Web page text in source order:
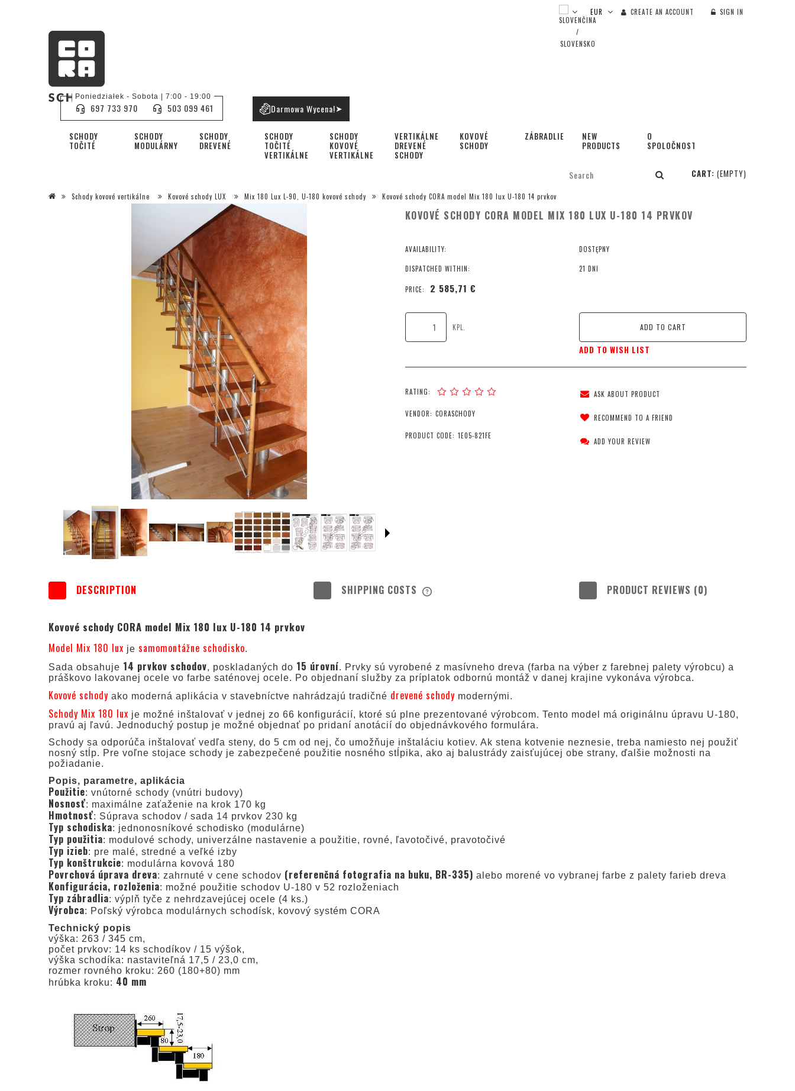
CREATE AN ACCOUNT SIGN IN
SCHODY
TOČITÉ
SCHODY
MODULÁRNY
SCHODY
DREVENÉ
SCHODY
TOČITÉ
VERTIKÁLNE
SCHODY
KOVOVÉ
VERTIKÁLNE
VERTIKÁLNE
DREVENÉ
SCHODY
KOVOVÉ
SCHODY
ZÁBRADLIE
NEW
PRODUCTS
O
SPOLOČNOSTI
Poniedziałek - Sobota | 7:00 - 19:00
697 733 970 503 099 461 Darmowa Wycena!➤
CART: (EMPTY)
Schody kovové vertikálne Kovové schody LUX Mix 180 Lux L-90, U-180 kovové schody Kovové schody CORA model Mix 180 lux U-180 14 prvkov
KOVOVÉ SCHODY CORA MODEL MIX 180 LUX U-180 14 PRVKOV
AVAILABILITY: DOSTĘPNY
DISPATCHED WITHIN: 21 DNI
PRICE: 2 585,71 €
KPL. ADD TO CART
ADD TO WISH LIST
RATING:
VENDOR: CORASCHODY
PRODUCT CODE: 1E05-821FE
ASK ABOUT PRODUCT
RECOMMEND TO A FRIEND
ADD YOUR REVIEW
DESCRIPTION SHIPPING COSTS PRODUCT REVIEWS (0)
Kovové schody CORA model Mix 180 lux U-180 14 prvkov
Model Mix 180 lux je samomontážne schodisko.
Sada obsahuje 14 prvkov schodov, poskladaných do 15 úrovní. Prvky sú vyrobené z masívneho dreva (farba na výber z farebnej palety výrobcu) a
práškovo lakovanej ocele vo farbe saténovej ocele. Po objednaní služby za príplatok odbornú montáž v danej krajine vykonáva výrobca.
Kovové schody ako moderná aplikácia v stavebníctve nahrádzajú tradičné drevené schody modernými.
Schody Mix 180 lux je možné inštalovať v jednej zo 66 konfigurácií, ktoré sú plne prezentované výrobcom. Tento model má originálnu úpravu U-180,
pravú aj ľavú. Jednoduchý postup je možné objednať po pridaní anotácií do objednávkového formulára.
Schody sa odporúča inštalovať vedľa steny, do 5 cm od nej, čo umožňuje inštaláciu kotiev. Ak stena kotvenie neznesie, treba namiesto nej použiť
nosný stĺp. Pre voľne stojace schody je zabezpečené použitie nosného stĺpika, ako aj balustrády zaisťujúcej obe strany, ďalšie možnosti na
požiadanie.
Popis, parametre, aplikácia
Použitie: vnútorné schody (vnútri budovy)
Nosnosť: maximálne zaťaženie na krok 170 kg
Hmotnosť: Súprava schodov / sada 14 prvkov 230 kg
Typ schodiska: jednonosníkové schodisko (modulárne)
Typ použitia: modulové schody, univerzálne nastavenie a použitie, rovné, ľavotočivé, pravotočivé
Typ izieb: pre malé, stredné a veľké izby
Typ konštrukcie: modulárna kovová 180
Povrchová úprava dreva: zahrnuté v cene schodov (referenčná fotografia na buku, BR-335) alebo morené vo vybranej farbe z palety farieb dreva
Konfigurácia, rozloženia: možné použitie schodov U-180 v 52 rozloženiach
Typ zábradlia: výplň tyče z nehrdzavejúcej ocele (4 ks.)
Výrobca: Poľský výrobca modulárnych schodísk, kovový systém CORA
Technický popis
výška: 263 / 345 cm,
počet prvkov: 14 ks schodíkov / 15 výšok,
výška schodíka: nastaviteľná 17,5 / 23,0 cm,
rozmer rovného kroku: 260 (180+80) mm
hrúbka kroku: 40 mm